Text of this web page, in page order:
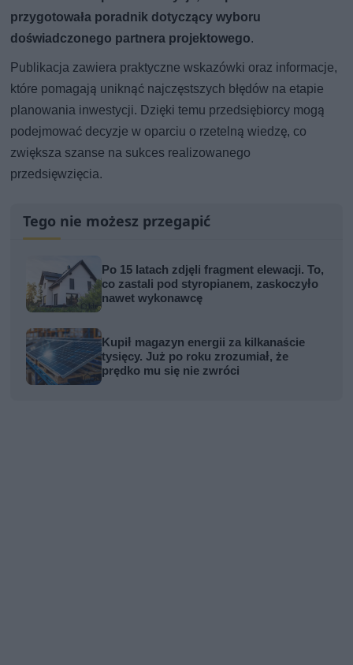
przygotowała poradnik dotyczący wyboru
doświadczonego partnera projektowego.
Publikacja zawiera praktyczne wskazówki oraz informacje,
które pomagają uniknąć najczęstszych błędów na etapie
planowania inwestycji. Dzięki temu przedsiębiorcy mogą
podejmować decyzje w oparciu o rzetelną wiedzę, co
zwiększa szanse na sukces realizowanego
przedsięwzięcia.
Tego nie możesz przegapić
Po 15 latach zdjęli fragment elewacji. To,
co zastali pod styropianem, zaskoczyło
nawet wykonawcę
Kupił magazyn energii za kilkanaście
tysięcy. Już po roku zrozumiał, że
prędko mu się nie zwróci